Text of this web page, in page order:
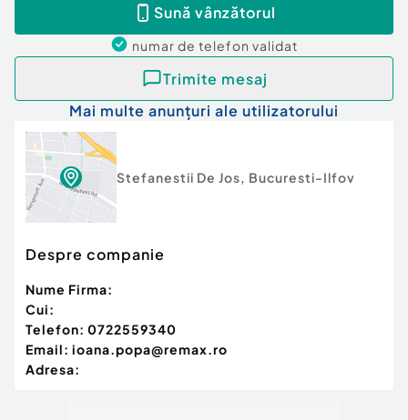
Sună vânzătorul
numar de telefon validat
Trimite mesaj
Mai multe anunțuri ale utilizatorului
Stefanestii De Jos, Bucuresti-Ilfov
Despre companie
Nume Firma:
Cui:
Telefon: 0722559340
Email: ioana.popa@remax.ro
Adresa: